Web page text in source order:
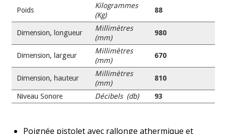
Poids
Kilogrammes
(Kg)
88
Dimension, longueur
Millimètres
(mm)
980
Dimension, largeur
Millimètres
(mm)
670
Dimension, hauteur
Millimètres
(mm)
810
Niveau Sonore Décibels (db) 93
Poignée pistolet avec rallonge athermique et